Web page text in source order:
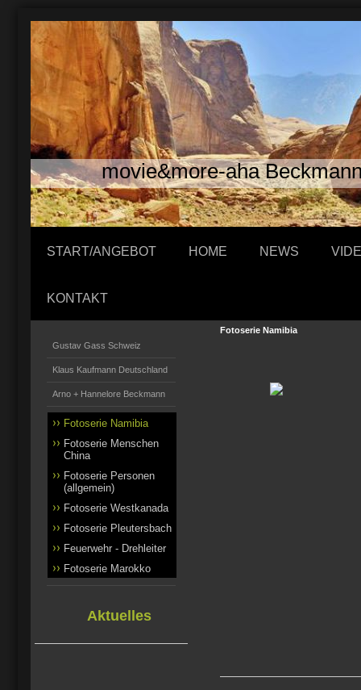
movie&more-aha
START/ANGEBOT HOME NEWS
KONTAKT
Gustav Gass Schweiz
Klaus Kaufmann Deutschland
Arno + Hannelore Beckmann
Fotoserie Namibia
Fotoserie Menschen
China
Fotoserie Personen
(allgemein)
Fotoserie Westkanada
Fotoserie Pleutersbach
Feuerwehr - Drehleiter
Fotoserie Marokko
Aktuelles
Fotoserie Namibia